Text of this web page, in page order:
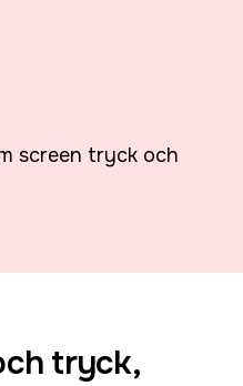
screen tryck och
tryck,